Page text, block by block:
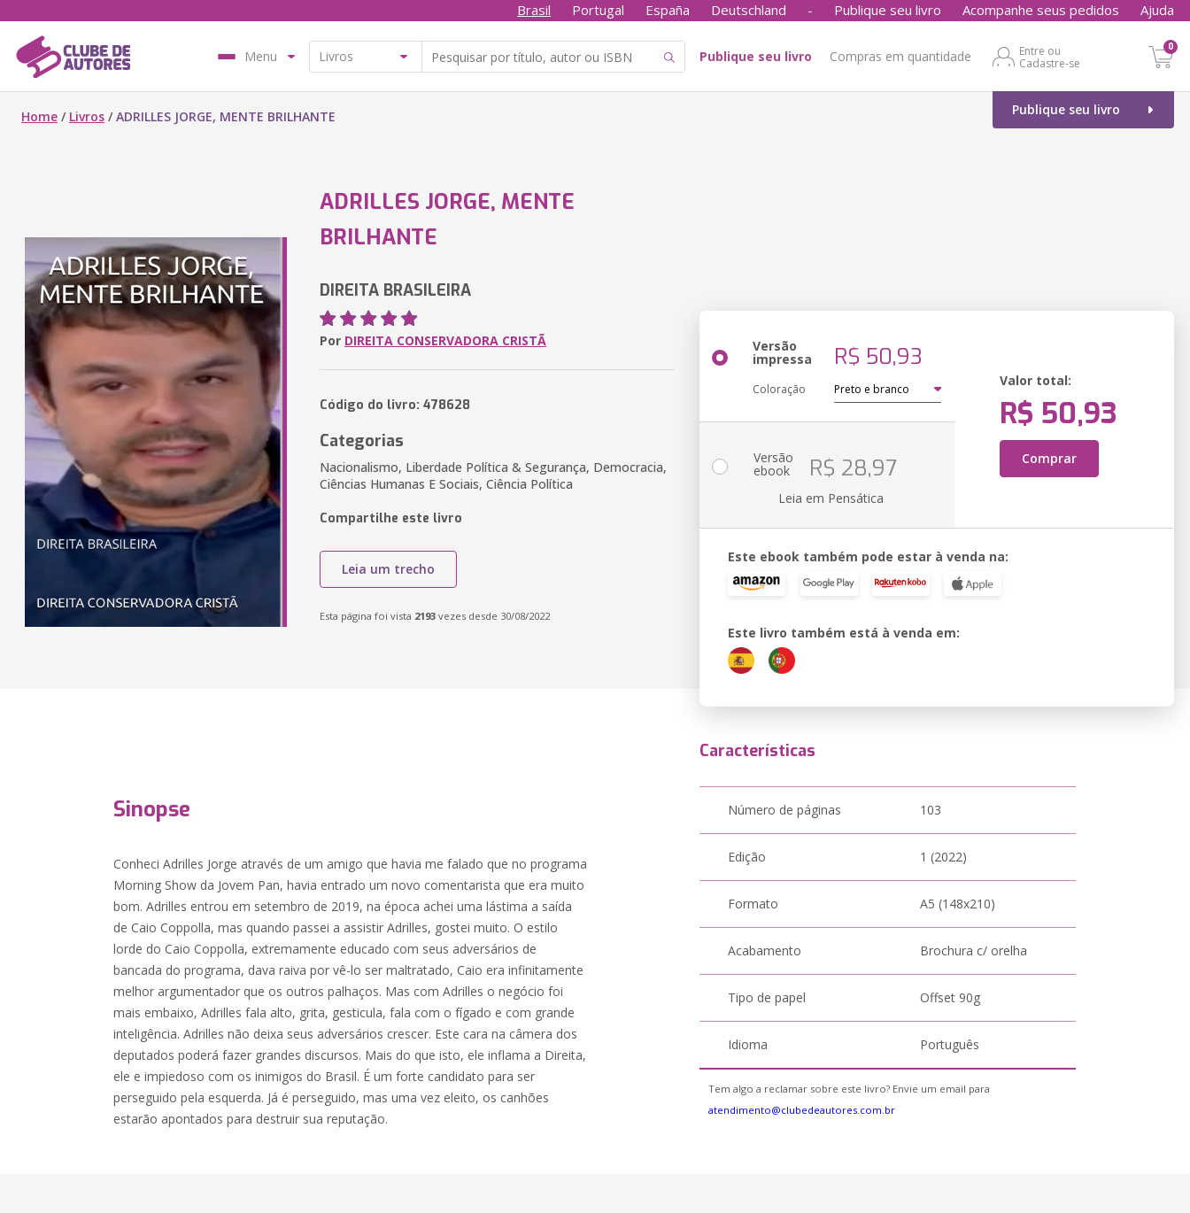
Brasil Portugal España Deutschland - Publique seu livro Acompanhe seus pedidos Ajuda
Menu Publique seu livro Compras em quantidade
Entre ou
Cadastre-se
0
Publique seu livro
Home / Livros /ADRILLES JORGE, MENTE BRILHANTE
ADRILLES JORGE, MENTE
BRILHANTE
DIREITA BRASILEIRA
Por DIREITA CONSERVADORA CRISTÃ
Código do livro: 478628
Categorias
Nacionalismo, Liberdade Política & Segurança, Democracia,
Ciências Humanas E Sociais, Ciência Política
Compartilhe este livro
Leia um trecho
Esta página foi vista 2193 vezes desde 30/08/2022
Versão
impressa R$ 50,93
Coloração
Valor total:
R$ 50,93
Comprar
Versão
ebook R$ 28,97
Leia em Pensática
Este ebook também pode estar à venda na:
Este livro também está à venda em:
Sinopse
Conheci Adrilles Jorge através de um amigo que havia me falado que no programa
Morning Show da Jovem Pan, havia entrado um novo comentarista que era muito
bom. Adrilles entrou em setembro de 2019, na época achei uma lástima a saída
de Caio Coppolla, mas quando passei a assistir Adrilles, gostei muito. O estilo
lorde do Caio Coppolla, extremamente educado com seus adversários de
bancada do programa, dava raiva por vê-lo ser maltratado, Caio era infinitamente
melhor argumentador que os outros palhaços. Mas com Adrilles o negócio foi
mais embaixo, Adrilles fala alto, grita, gesticula, fala com o fígado e com grande
inteligência. Adrilles não deixa seus adversários crescer. Este cara na câmera dos
deputados poderá fazer grandes discursos. Mais do que isto, ele inflama a Direita,
ele e impiedoso com os inimigos do Brasil. É um forte candidato para ser
perseguido pela esquerda. Já é perseguido, mas uma vez eleito, os canhões
estarão apontados para destruir sua reputação.
Características
Número de páginas 103
Edição 1 (2022)
Formato A5 (148x210)
Acabamento Brochura c/ orelha
Tipo de papel Offset 90g
Idioma Português
Tem algo a reclamar sobre este livro? Envie um email para
atendimento@clubedeautores.com.br